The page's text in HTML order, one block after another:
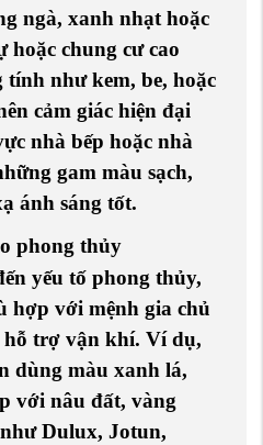
ngà, xanh nhạt hoặc
hoặc chung cư cao
như kem, be, hoặc
cảm giác hiện đại
nhà bếp hoặc nhà
gam màu sạch,
ánh sáng tốt.
phong thủy
yếu tố phong thủy,
hợp với mệnh gia chủ
hỗ trợ vận khí. Ví dụ,
dùng màu xanh lá,
với nâu đất, vàng
Dulux, Jotun,